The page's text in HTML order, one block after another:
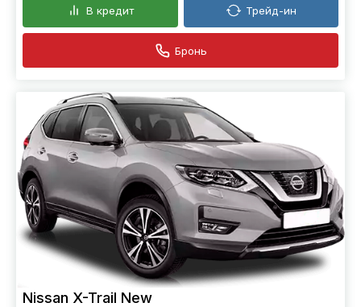
В кредит Трейд-ин
Бронь
Nissan X-Trail New